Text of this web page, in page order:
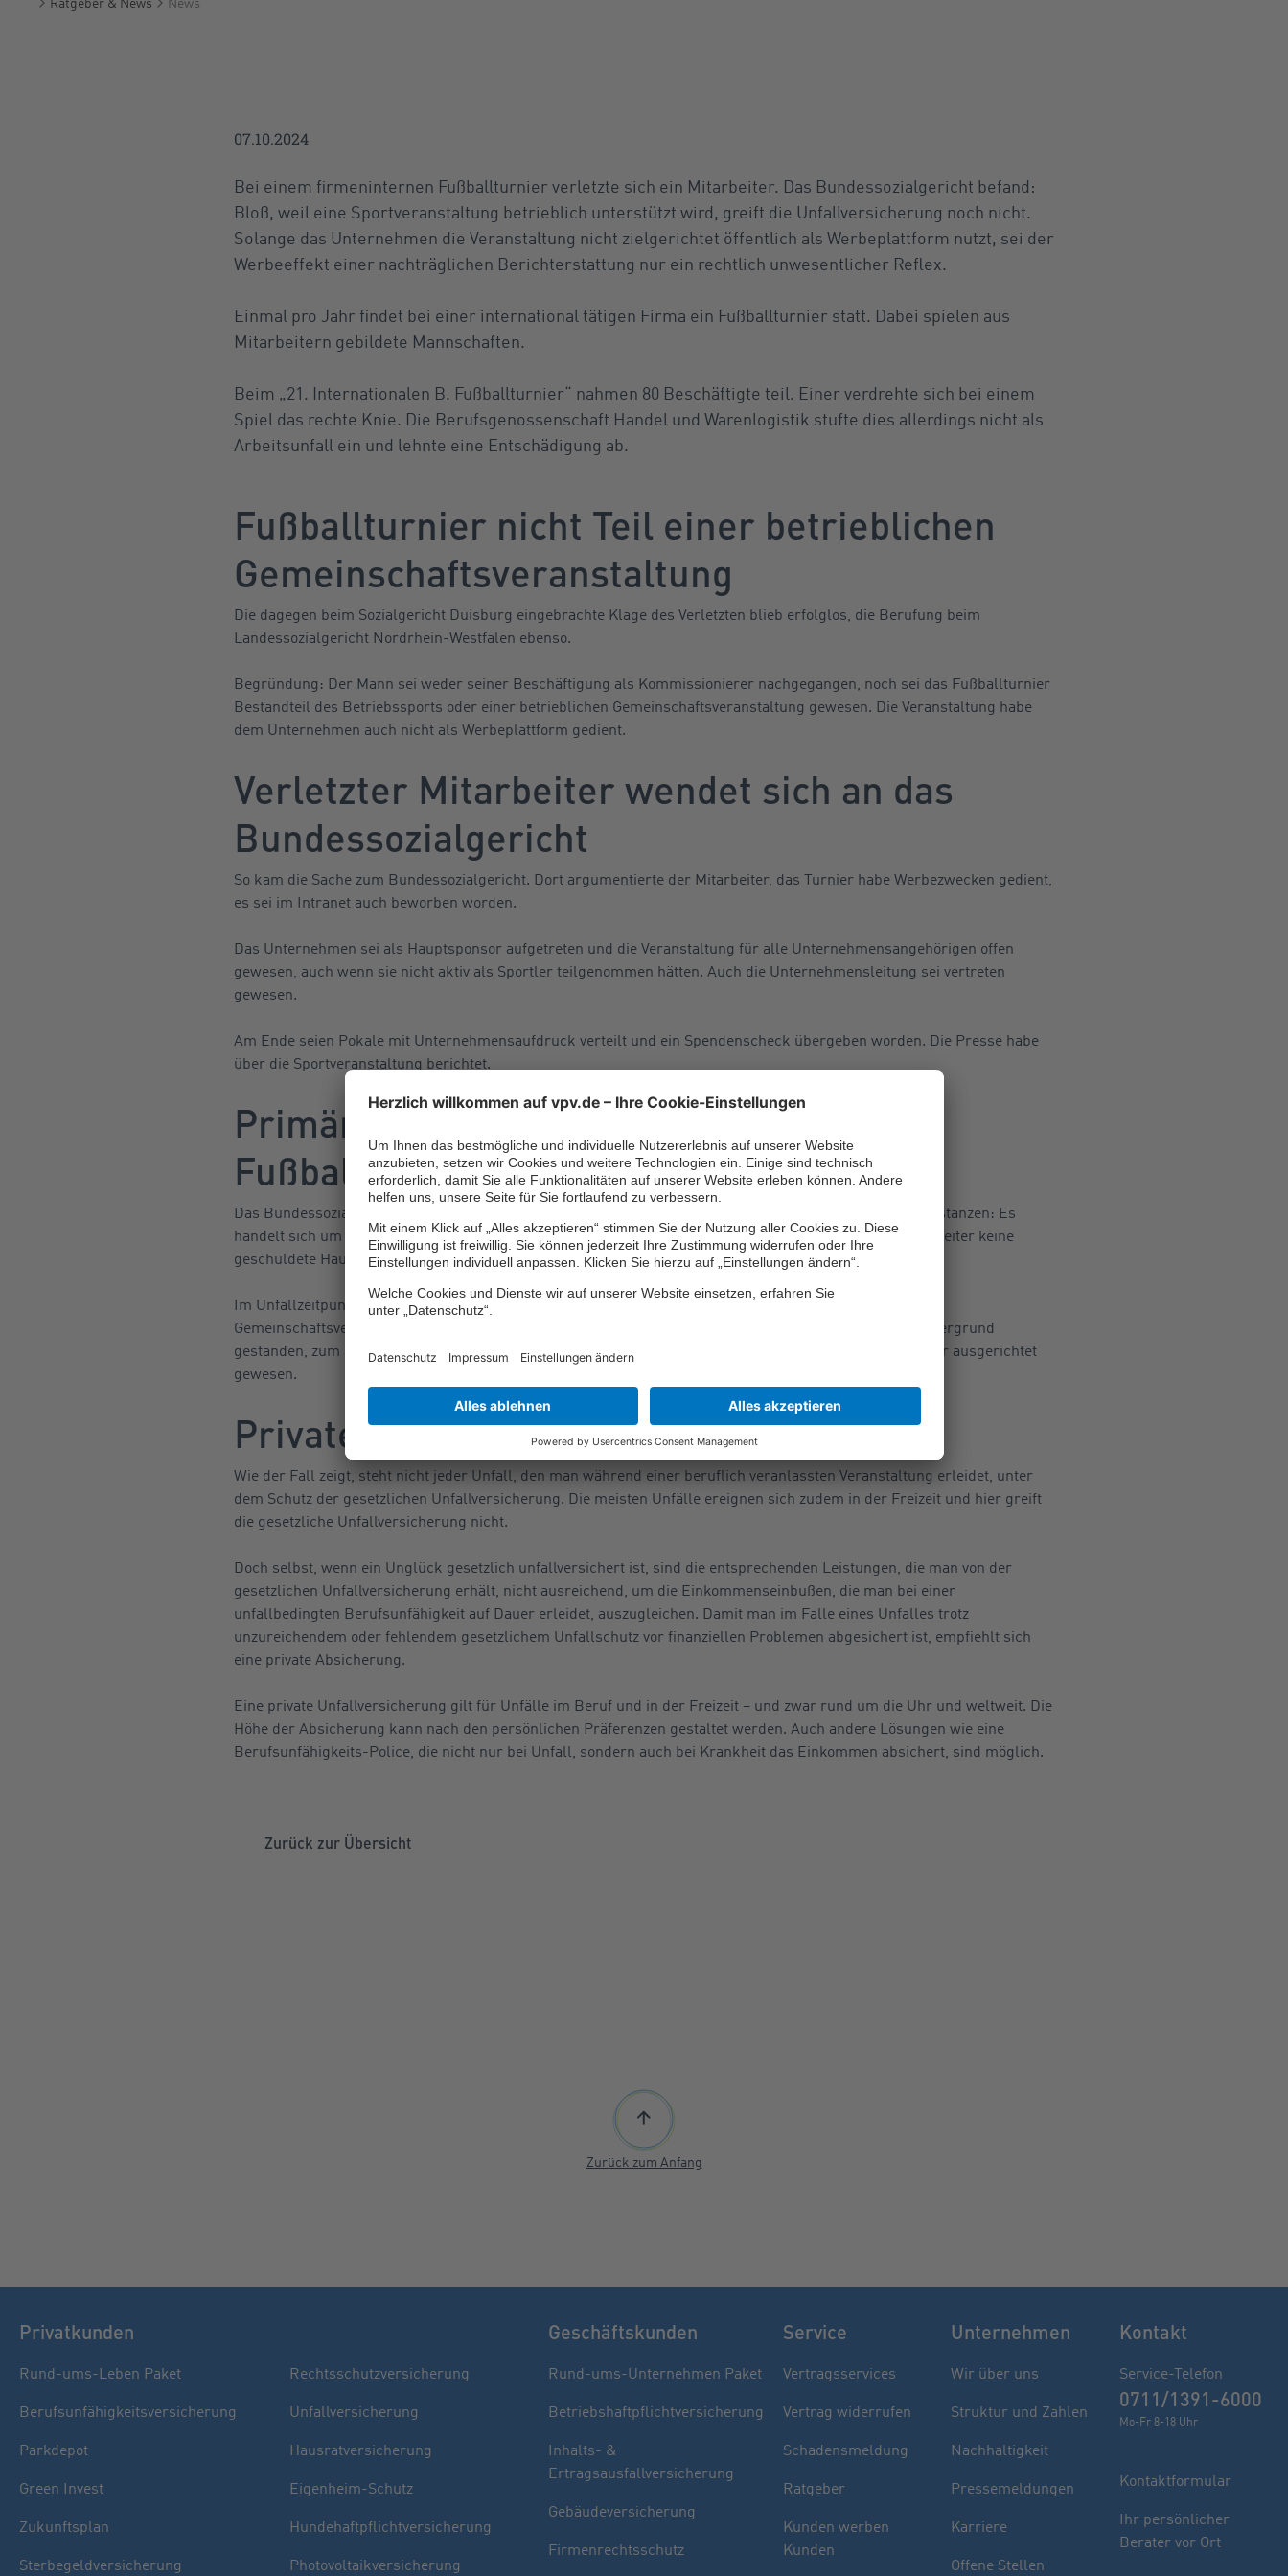
Finden Sie Ihren Berater
Sie haben noch Fragen oder möchten sich
07.10.2024
Bei einem firmeninternen Fußballturnier verletzte sich ein Mitarbeiter. Das Bundessozialgericht befand:
Bloß, weil eine Sportveranstaltung betrieblich unterstützt wird, greift die Unfallversicherung noch nicht.
Solange das Unternehmen die Veranstaltung nicht zielgerichtet öffentlich als Werbeplattform nutzt, sei der
Werbeeffekt einer nachträglichen Berichterstattung nur ein rechtlich unwesentlicher Reflex.
Einmal pro Jahr findet bei einer international tätigen Firma ein Fußballturnier statt. Dabei spielen aus
Mitarbeitern gebildete Mannschaften.
Beim „21. Internationalen B. Fußballturnier“ nahmen 80 Beschäftigte teil. Einer verdrehte sich bei einem
Spiel das rechte Knie. Die Berufsgenossenschaft Handel und Warenlogistik stufte dies allerdings nicht als
Arbeitsunfall ein und lehnte eine Entschädigung ab.
Fußballturnier nicht Teil einer betrieblichen
Gemeinschaftsveranstaltung
Die dagegen beim Sozialgericht Duisburg eingebrachte Klage des Verletzten blieb erfolglos, die Berufung beim
Landessozialgericht Nordrhein-Westfalen ebenso.
Begründung: Der Mann sei weder seiner Beschäftigung als Kommissionierer nachgegangen, noch sei das Fußballturnier
Bestandteil des Betriebssports oder einer betrieblichen Gemeinschaftsveranstaltung gewesen. Die Veranstaltung habe
dem Unternehmen auch nicht als Werbeplattform gedient.
Verletzter Mitarbeiter wendet sich an das
Bundessozialgericht
So kam die Sache zum Bundessozialgericht. Dort argumentierte der Mitarbeiter, das Turnier habe Werbezwecken gedient,
es sei im Intranet auch beworben worden.
Das Unternehmen sei als Hauptsponsor aufgetreten und die Veranstaltung für alle Unternehmensangehörigen offen
gewesen, auch wenn sie nicht aktiv als Sportler teilgenommen hätten. Auch die Unternehmensleitung sei vertreten
gewesen.
Am Ende seien Pokale mit Unternehmensaufdruck verteilt und ein Spendenscheck übergeben worden. Die Presse habe
über die Sportveranstaltung berichtet.
Primär Wettkampfcharakter, nur auf
Fußballinteressierte ausgerichtet
Das Bundessozialgericht (Urteil vom 26. September 2024,
) sah die Sache aber wie die Vorinstanzen: Es
handelt sich um keinen Arbeitsunfall. Mit der Teilnahme am Turnier und am Fußballspiel habe der Mitarbeiter keine
geschuldete Haupt- oder Nebenpflicht aus seinem Beschäftigungsverhältnis erfüllt.
Im Unfallzeitpunkt sei er weder unter dem Gesichtspunkt des Betriebssports noch der betrieblichen
Gemeinschaftsveranstaltung versichert gewesen. Denn zum einen habe der Wettkampfcharakter im Vordergrund
gestanden, zum anderen sei die Veranstaltung von vornherein nur auf die fußballinteressierten Mitarbeiter ausgerichtet
gewesen.
Private Absicherung wichtig
Wie der Fall zeigt, steht nicht jeder Unfall, den man während einer beruflich veranlassten Veranstaltung erleidet, unter
dem Schutz der gesetzlichen Unfallversicherung. Die meisten Unfälle ereignen sich zudem in der Freizeit und hier greift
die gesetzliche Unfallversicherung nicht.
Doch selbst, wenn ein Unglück gesetzlich unfallversichert ist, sind die entsprechenden Leistungen, die man von der
gesetzlichen Unfallversicherung erhält, nicht ausreichend, um die Einkommenseinbußen, die man bei einer
unfallbedingten Berufsunfähigkeit auf Dauer erleidet, auszugleichen. Damit man im Falle eines Unfalles trotz
unzureichendem oder fehlendem gesetzlichem Unfallschutz vor finanziellen Problemen abgesichert ist, empfiehlt sich
eine private Absicherung.
Eine private Unfallversicherung gilt für Unfälle im Beruf und in der Freizeit – und zwar rund um die Uhr und weltweit. Die
Höhe der Absicherung kann nach den persönlichen Präferenzen gestaltet werden. Auch andere Lösungen wie eine
Berufsunfähigkeits-Police, die nicht nur bei Unfall, sondern auch bei Krankheit das Einkommen absichert, sind möglich.
Zurück zur Übersicht
Zurück zum Anfang
Privatkunden
Rund-ums-Leben Paket
Berufsunfähigkeitsversicherung
Parkdepot
Green Invest
Zukunftsplan
Sterbegeldversicherung
Rechtsschutzversicherung
Unfallversicherung
Hausratversicherung
Eigenheim-Schutz
Hundehaftpflichtversicherung
Photovoltaikversicherung
Geschäftskunden
Rund-ums-Unternehmen Paket
Betriebshaftpflichtversicherung
Inhalts- &
Ertragsausfallversicherung
Gebäudeversicherung
Firmenrechtsschutz
Service
Vertragsservices
Vertrag widerrufen
Schadensmeldung
Ratgeber
Kunden werben
Kunden
Unternehmen
Wir über uns
Struktur und Zahlen
Nachhaltigkeit
Pressemeldungen
Karriere
Offene Stellen
Kontakt
Service-Telefon
0711/1391-6000
Mo-Fr 8-18 Uhr
Kontaktformular
Ihr persönlicher
Berater vor Ort